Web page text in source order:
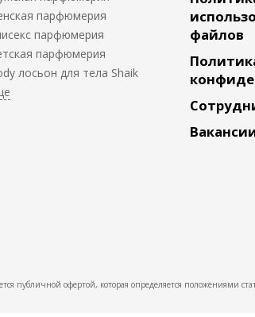
парфюмерия
парфюмерия
парфюмерия
лосьон для тела Shaik
файлов
публичной офертой, которая определяется положениями